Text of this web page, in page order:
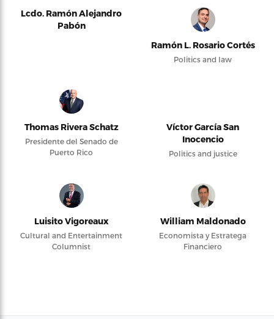
Lcdo. Ramón Alejandro
Pabón
Ramón L. Rosario Cortés
Politics and law
Thomas Rivera Schatz
Presidente del Senado de
Puerto Rico
Víctor García San
Inocencio
Politics and justice
Luisito Vigoreaux
Cultural and Entertainment
Columnist
William Maldonado
Economista y Estratega
Financiero